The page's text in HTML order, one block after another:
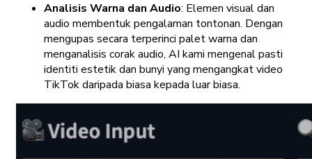
Analisis Warna dan Audio: Elemen visual dan
audio membentuk pengalaman tontonan. Dengan
mengupas secara terperinci palet warna dan
menganalisis corak audio, AI kami mengenal pasti
identiti estetik dan bunyi yang mengangkat video
TikTok daripada biasa kepada luar biasa.